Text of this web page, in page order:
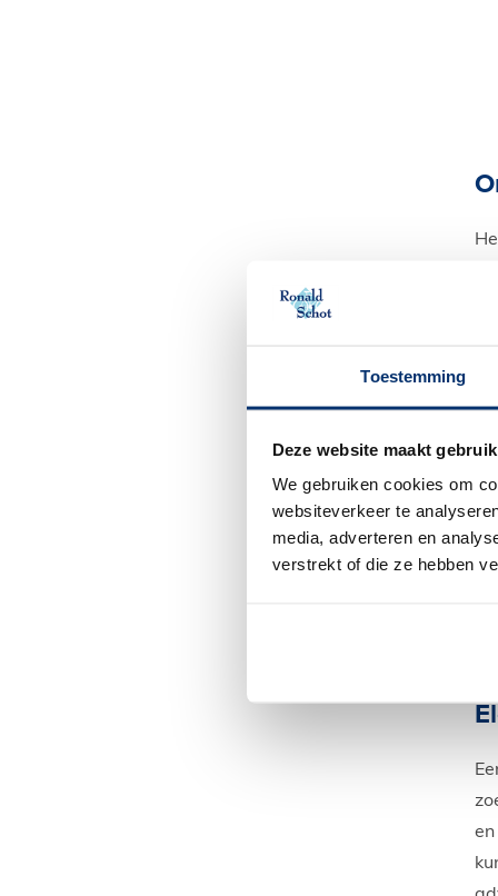
Toestemming
Deze website maakt
We gebruiken cookies om
websiteverkeer te
media, adverteren en
verstrekt of die ze hebben